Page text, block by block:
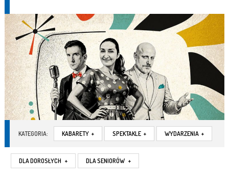
KATEGORIA: KABARETY + SPEKTAKLE + WYDARZENIA +
DLA DOROSŁYCH + DLA SENIORÓW +